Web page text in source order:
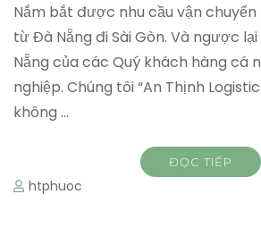
Nắm bắt được nhu cầu vận
từ Đà Nẵng đi Sài Gòn. Và ngược
Nẵng của các Quý khách hàng cá
nghiệp. Chúng tôi “An Thịnh
không …
ĐỌC TIẾP
htphuoc